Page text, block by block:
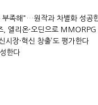
시장·혁신 창출’도 평가한다
한다